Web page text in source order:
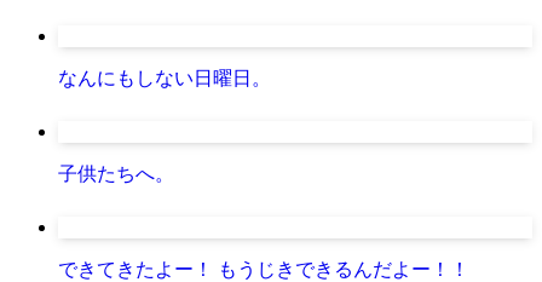
なんにもしない日曜日。
子供たちへ。
できてきたよー！ もうじきできるんだよー！！